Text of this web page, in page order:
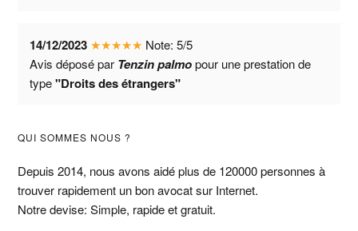
14/12/2023 ★★★★★ Note:5/5
Avis déposé par Tenzin palmopour une prestation de
type"Droits des étrangers"
Barre
latérale
principale
QUI SOMMES NOUS ?
Depuis 2014, nous avons aidé plus de 120000 personnes à
trouver rapidement un bon avocat sur Internet.
Notre devise: Simple, rapide et gratuit.